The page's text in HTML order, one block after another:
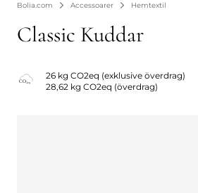
Bolia.com Accessoarer Hemtextil
Classic Kuddar
26 kg CO2eq (exklusive överdrag)
28,62 kg CO2eq (överdrag)